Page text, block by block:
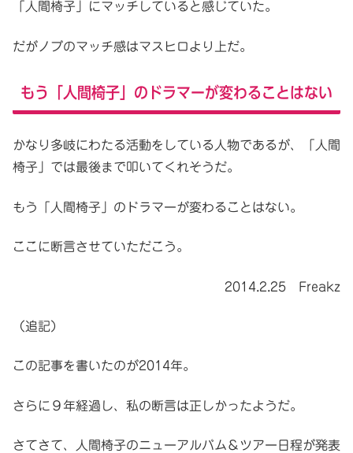
「人間椅子」にマッチしていると感じていた。
だがノブのマッチ感はマスヒロより上だ。
もう「人間椅子」のドラマーが変わることはない
かなり多岐にわたる活動をしている人物であるが、「人間
椅子」では最後まで叩いてくれそうだ。
もう「人間椅子」のドラマーが変わることはない。
ここに断言させていただこう。
2014.2.25 Freakz
（追記）
この記事を書いたのが2014年。
さらに９年経過し、私の断言は正しかったようだ。
さてさて、人間椅子のニューアルバム＆ツアー日程が発表